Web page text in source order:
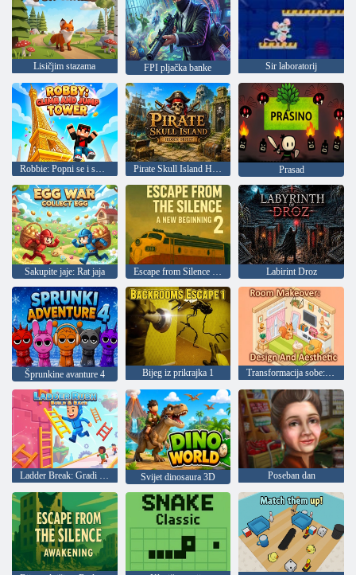
Lisičjim stazama FPI pljačka banke Sir laboratorij
Robbie: Popni se i skoči s tornja Pirate Skull Island Hidden Object Prasad
Sakupite jaje: Rat jaja Escape from Silence 2 Novi početak Labirint Droz
Šprunkine avanture 4 Bijeg iz prikrajka 1 Transformacija sobe: dizajn i estetika
Ladder Break: Gradi i trči Svijet dinosaura 3D Poseban dan